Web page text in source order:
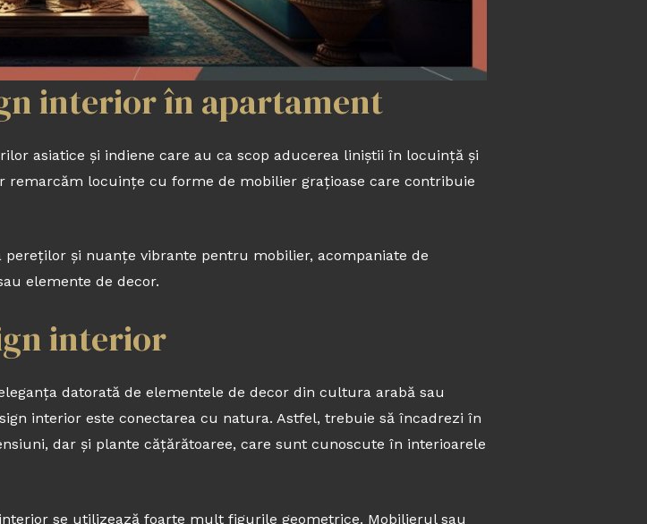
interior în apartament
asiatice și indiene care au ca scop aducerea liniștii în locuință și
locuințe cu forme de mobilier grațioase care contribuie
și nuanțe vibrante pentru mobilier, acompaniate de
elemente de decor.
interior
datorată de elementele de decor din cultura arabă sau
interior este conectarea cu natura. Astfel, trebuie să încadrezi în
dar și plante cățărătoaree, care sunt cunoscute în interioarele
se utilizează foarte mult figurile geometrice. Mobilierul sau